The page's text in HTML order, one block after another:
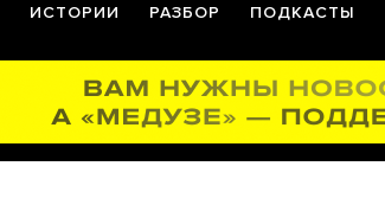
ИСТОРИИ РАЗБОР ПОДКАСТЫ